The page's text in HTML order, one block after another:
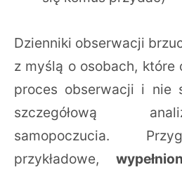
Dzienniki obserwacji
z myślą o osobach, które
proces obserwacji i nie
szczegółową
samopoczucia.
przykładowe,